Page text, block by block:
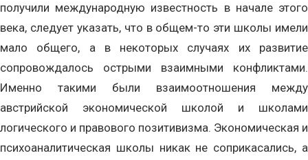
получили международную известность в начале этого
века, следует указать, что в общем-то эти школы имели
мало общего, а в некоторых случаях их развитие
сопровождалось острыми взаимными конфликтами.
Именно такими были взаимоотношения между
австрийской экономической школой и школами
логического и правового позитивизма. Экономическая и
психоаналитическая школы никак не соприкасались, а